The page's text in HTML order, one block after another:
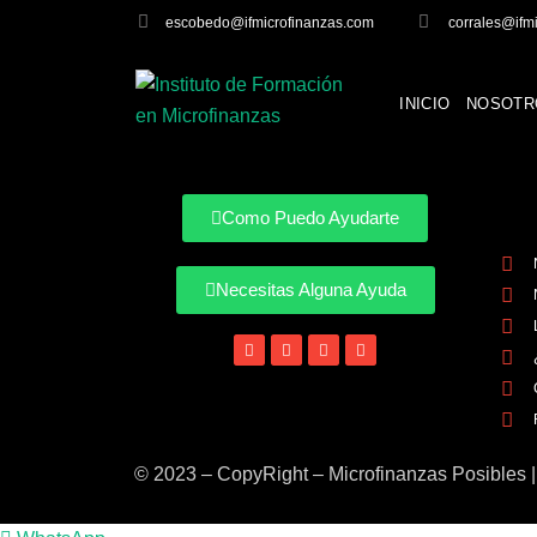
escobedo@ifmicrofinanzas.com
INICIO
Como Puedo Ayudarte
Necesitas Alguna Ayuda
© 2023 – CopyRight – Microfinanzas Posibles